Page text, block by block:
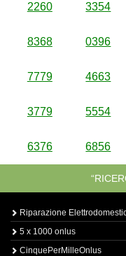
2260 3354
8368 0396
7779 4663
3779 5554
6376 6856
Riparazione
5 x 1000 onlus
CinquePerMilleOnlus